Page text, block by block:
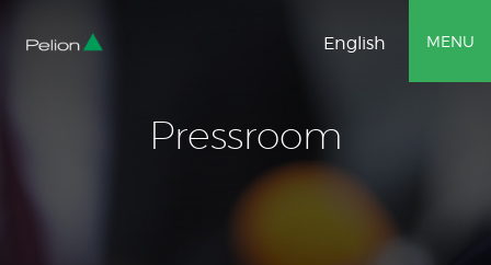
English
Pressroom
MENU